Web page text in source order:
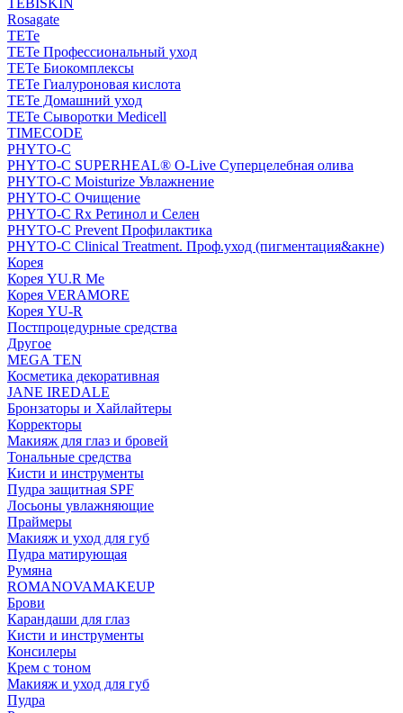
TEBISKIN
Rosagate
TETe
TETe Профессиональный уход
TETe Биокомплексы
TETe Гиалуроновая кислота
TETe Домашний уход
TETe Сыворотки Medicell
TIMECODE
PHYTO-C
PHYTO-C SUPERHEAL® O-Live Суперцелебная олива
PHYTO-C Moisturize Увлажнение
PHYTO-C Очищение
PHYTO-C Rx Ретинол и Селен
PHYTO-C Prevent Профилактика
PHYTO-C Clinical Treatment. Проф.уход (пигментация&акне)
Корея
Корея YU.R Me
Корея VERAMORE
Корея YU-R
Постпроцедурные средства
Другое
MEGA TEN
Косметика декоративная
JANE IREDALE
Бронзаторы и Хайлайтеры
Корректоры
Макияж для глаз и бровей
Тональные средства
Кисти и инструменты
Пудра защитная SPF
Лосьоны увлажняющие
Праймеры
Макияж и уход для губ
Пудра матирующая
Румяна
ROMANOVAMAKEUP
Брови
Карандаши для глаз
Кисти и инструменты
Консилеры
Крем с тоном
Макияж и уход для губ
Пудра